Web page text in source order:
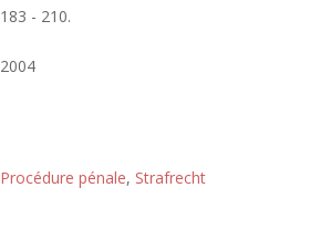
183 - 210.
2004
Procédure pénale, Strafrecht